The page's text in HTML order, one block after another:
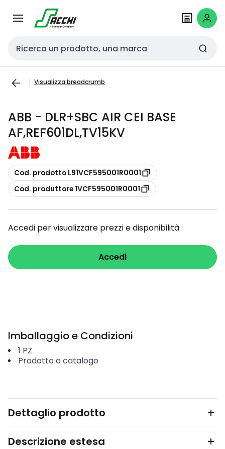
navigazionecontenuto
Cerca input
Visualizza breadcrumb
ABB - DLR+SBC AIR CEI BASE
AF,REF601DL,TV15KV
copia
Cod. prodotto L91VCF595001R0001
copia
Cod. produttore 1VCF595001R0001
Accedi per visualizzare prezzi e disponibilità
Accedi
Imballaggio e Condizioni
1 PZ
Prodotto a catalogo
Dettaglio prodotto
Descrizione estesa